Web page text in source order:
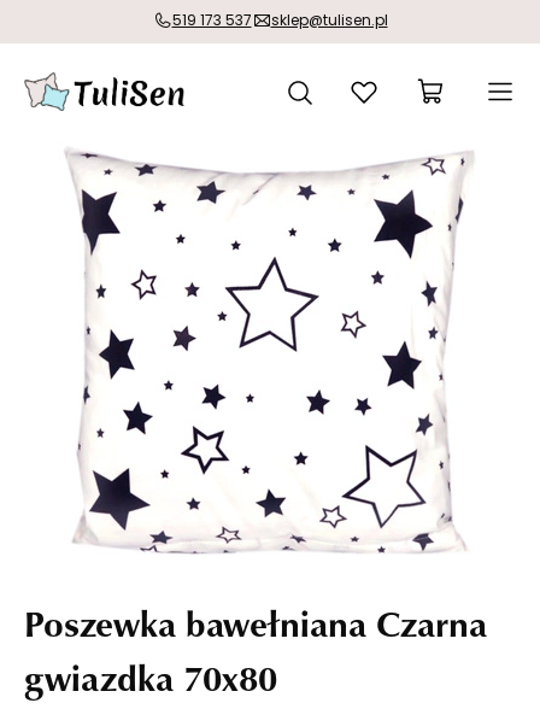
519 173 537 sklep@tulisen.pl
Poszewka bawełniana Czarna
gwiazdka 70x80